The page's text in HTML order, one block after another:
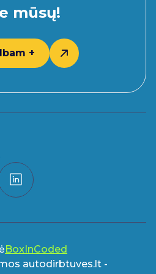
mūsų!
+
BoxInCoded
autodirbtuves.lt -